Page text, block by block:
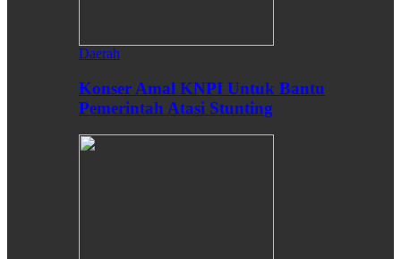
Daerah
Konser Amal KNPI Untuk Bantu
Pemerintah Atasi Stunting